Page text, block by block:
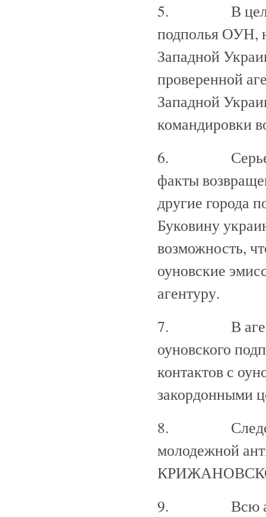
5. В целях
подполья ОУН,
Западной
проверенной
Западной
командировки
6.
факты
другие города
Буковину
возможность,
оуновские
агентуру.
7. В
оуновского
контактов с
закордонными
8.
молодежной
9. Всю